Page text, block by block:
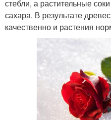
стебли, а растительные
сахара. В результате
качественно и растения